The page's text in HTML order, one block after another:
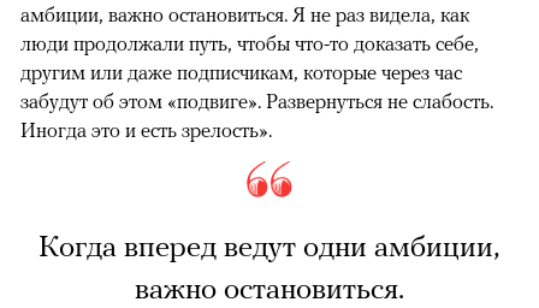
амбиции, важно остановиться. Я не раз видела, как
люди продолжали путь, чтобы что-то доказать себе,
другим или даже подписчикам, которые через час
забудут об этом «подвиге». Развернуться не слабость.
Иногда это и есть зрелость».
Когда вперед ведут одни амбиции,
важно остановиться.